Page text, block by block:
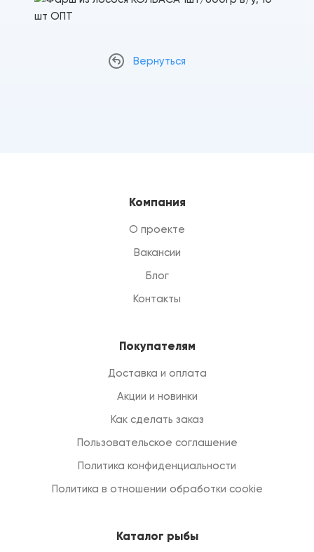
Вернуться
Компания
О проекте
Вакансии
Блог
Контакты
Покупателям
Доставка и оплата
Акции и новинки
Как сделать заказ
Пользовательское соглашение
Политика конфиденциальности
Политика в отношении обработки cookie
Каталог рыбы